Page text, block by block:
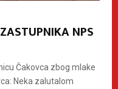
NPS
Čakovca zbog mlake
Neka zalutalom